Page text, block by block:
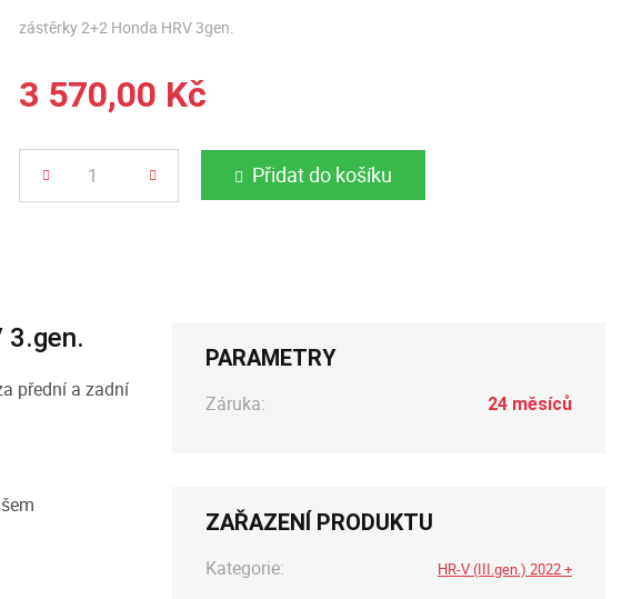
zástěrky 2+2 Honda HRV 3gen.
3 570,00 Kč
Počet Přidat do košíku
3.gen.
přední a zadní
PARAMETRY
Záruka: 24 měsíců
ZAŘAZENÍ PRODUKTU
Kategorie: HR-V (III.gen.) 2022 +